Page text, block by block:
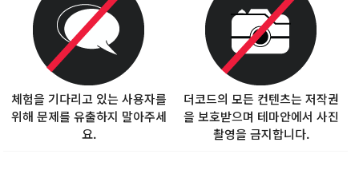
체험을 기다리고 있는 사용자를
위해 문제를 유출하지 말아주세
요.
더코드의 모든 컨텐츠는 저작권
을 보호받으며 테마안에서 사진
촬영을 금지합니다.